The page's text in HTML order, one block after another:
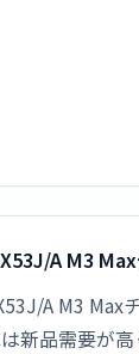
A M3
A M3 Max
新品需要が